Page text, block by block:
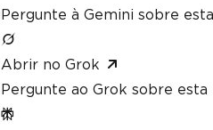
Pergunte à Gemini sobre
Abrir no Grok
Pergunte ao Grok sobre esta